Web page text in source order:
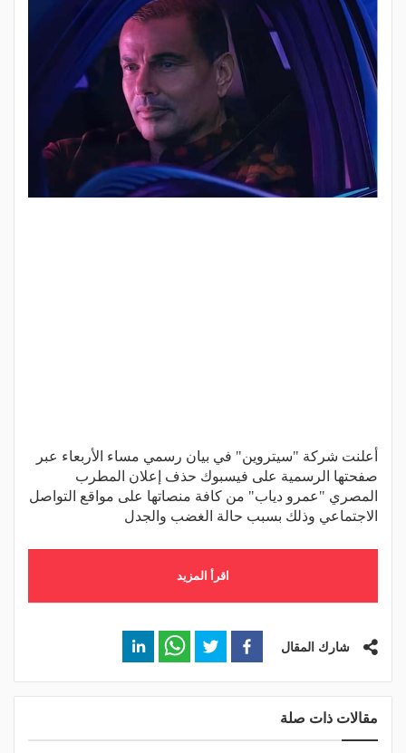
أعلنت شركة "سيتروين" في بيان رسمي مساء الأربعاء عبر
صفحتها الرسمية على فيسبوك حذف إعلان المطرب
المصري "عمرو دياب" من كافة منصاتها على مواقع التواصل
الاجتماعي وذلك بسبب حالة الغضب والجدل
اقرأ المزيد
شارك المقال
مقالات ذات صلة